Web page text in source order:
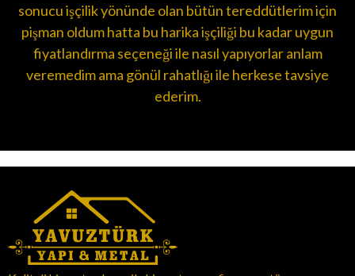
sonucu işçilik yönünde olan bütün tereddütlerim için
pişman oldum hatta bu harika işçiliği bu kadar uygun
fiyatlandırma seçeneği ile nasıl yapıyorlar anlam
veremedim ama gönül rahatlığı ile herkese tavsiye
ederim.